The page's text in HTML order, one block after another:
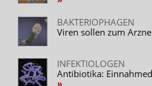
BAKTERIOPHAGEN
Viren sollen zum
INFEKTIOLOGEN
Antibiotika: